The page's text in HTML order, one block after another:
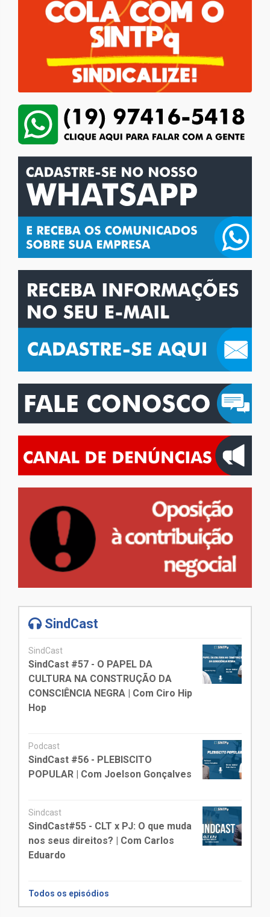
SindCast
SindCast
SindCast #57 - O PAPEL DA
CULTURA NA CONSTRUÇÃO DA
CONSCIÊNCIA NEGRA | Com Ciro Hip
Hop
Podcast
SindCast #56 - PLEBISCITO
POPULAR | Com Joelson Gonçalves
Sindcast
SindCast#55 - CLT x PJ: O que muda
nos seus direitos? | Com Carlos
Eduardo
Todos os episódios